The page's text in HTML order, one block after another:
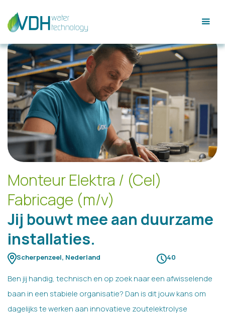
Monteur Elektra / (Cel)
Fabricage (m/v)
Jij bouwt mee aan duurzame
installaties.
Scherpenzeel, Nederland 40
Ben jij handig, technisch en op zoek naar een afwisselende
baan in een stabiele organisatie? Dan is dit jouw kans om
dagelijks te werken aan innovatieve zoutelektrolyse